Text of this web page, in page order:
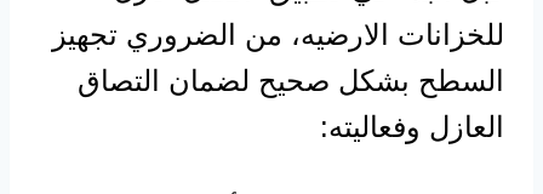
للخزانات الارضيه، من الضروري تجهيز
السطح بشكل صحيح لضمان التصاق
العازل وفعاليته: